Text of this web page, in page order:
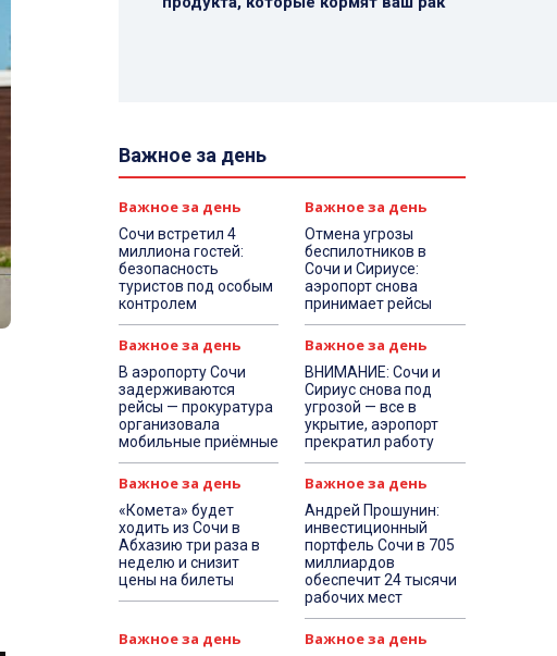
Важное за день
Важное за день
Сочи встретил 4
миллиона гостей:
безопасность
туристов под особым
контролем
Важное за день
Отмена угрозы
беспилотников в
Сочи и Сириусе:
аэропорт снова
принимает рейсы
Важное за день
В аэропорту Сочи
задерживаются
рейсы — прокуратура
организовала
мобильные приёмные
Важное за день
ВНИМАНИЕ: Сочи и
Сириус снова под
угрозой — все в
укрытие, аэропорт
прекратил работу
Важное за день
«Комета» будет
ходить из Сочи в
Абхазию три раза в
неделю и снизит
цены на билеты
Важное за день
Андрей Прошунин:
инвестиционный
портфель Сочи в 705
миллиардов
обеспечит 24 тысячи
рабочих мест
Важное за день Важное за день